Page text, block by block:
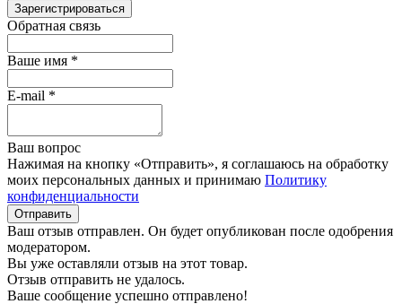
Зарегистрироваться
Обратная связь
Ваше имя *
E-mail *
Ваш вопрос
Нажимая на кнопку «Отправить», я соглашаюсь на обработку
моих персональных данных и принимаю Политику
конфиденциальности
Отправить
Ваш отзыв отправлен. Он будет опубликован после одобрения
модератором.
Вы уже оставляли отзыв на этот товар.
Отзыв отправить не удалось.
Ваше сообщение успешно отправлено!